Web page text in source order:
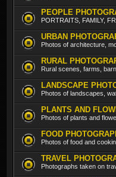
PEOPLE
PORTRAITS, FAMILY,
URBAN
Photos of architecture,
RURAL
Rural scenes, farms,
LANDSCAPE
Photos of landscapes,
PLANTS AND
Photos of plants and
FOOD
Photos of food and
TRAVEL
Photographs taken on